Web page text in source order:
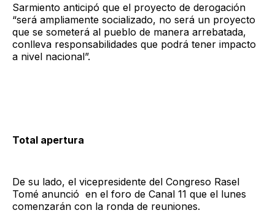
Sarmiento anticipó que el proyecto de derogación
“será ampliamente socializado, no será un proyecto
que se someterá al pueblo de manera arrebatada,
conlleva responsabilidades que podrá tener impacto
a nivel nacional”.
Total apertura
De su lado, el vicepresidente del Congreso Rasel
Tomé anunció en el foro de Canal 11 que el lunes
comenzarán con la ronda de reuniones.